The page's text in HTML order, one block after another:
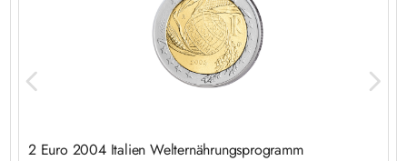
2 Euro 2004 Italien Welternährungsprogramm